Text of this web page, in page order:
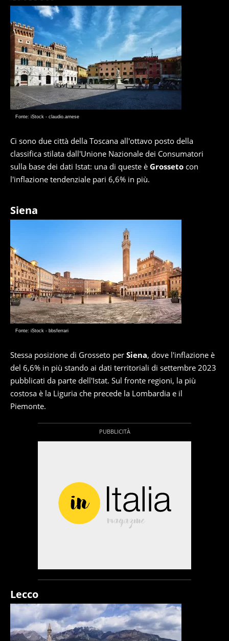
Fonte: iStock - claudio.arnese
Ci sono due città della Toscana all'ottavo posto della
classifica stilata dall'Unione Nazionale dei Consumatori
sulla base dei dati Istat: una di queste è Grosseto con
l'inflazione tendenziale pari 6,6% in più.
Siena
Fonte: iStock - bbsferrari
Stessa posizione di Grosseto per Siena, dove l'inflazione è
del 6,6% in più stando ai dati territoriali di settembre 2023
pubblicati da parte dell'Istat. Sul fronte regioni, la più
costosa è la Liguria che precede la Lombardia e il
Piemonte.
Lecco